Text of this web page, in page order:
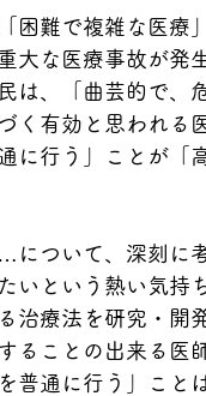
難で複雑な医療
大な医療事故が発
は、「曲芸的で、
く有効と思われる
に行う」ことが「
ついて、深刻に
いという熱い気持
治療法を研究・開
ることの出来る医
普通に行う」こと